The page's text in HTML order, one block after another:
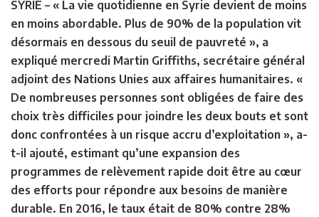
SYRIE – « La vie quotidienne en Syrie devient de moins
en moins abordable. Plus de 90% de la population vit
désormais en dessous du seuil de pauvreté », a
expliqué mercredi Martin Griffiths, secrétaire général
adjoint des Nations Unies aux affaires humanitaires. «
De nombreuses personnes sont obligées de faire des
choix très difficiles pour joindre les deux bouts et sont
donc confrontées à un risque accru d’exploitation », a-
t-il ajouté, estimant qu’une expansion des
programmes de relèvement rapide doit être au cœur
des efforts pour répondre aux besoins de manière
durable. En 2016, le taux était de 80% contre 28%